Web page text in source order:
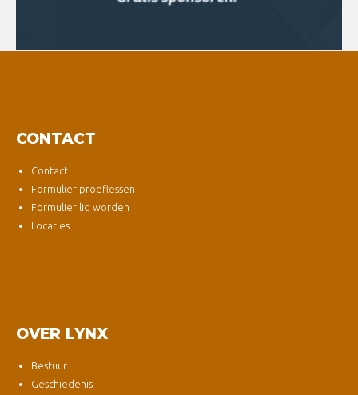
CONTACT
Contact
Formulier proeflessen
Formulier lid worden
Locaties
OVER LYNX
Bestuur
Geschiedenis